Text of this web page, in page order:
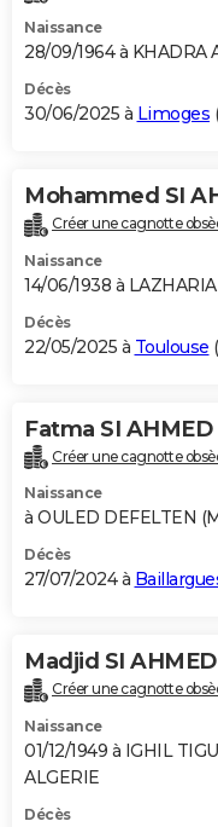
Naissance
28/09/1964 à KHADRA
Décès
30/06/2025 à Limoges (
Mohammed SI
Créer une cagnotte
Naissance
14/06/1938 à
Décès
22/05/2025 à Toulouse (
Fatma SI AHMED
Créer une cagnotte
Naissance
à OULED DEFELTEN
Décès
27/07/2024 à
Madjid SI AHMED
Créer une cagnotte
Naissance
01/12/1949 à IGHIL
ALGERIE
Décès